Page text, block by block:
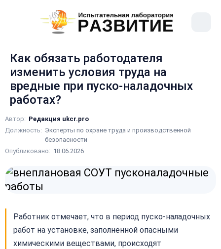
Как обязать работодателя
изменить условия труда на
вредные при пуско-наладочных
работах?
Автор: Редакция ukcr.pro
Должность: Эксперты по охране труда и производственной
безопасности
Опубликовано: 18.06.2026
Работник отмечает, что в период пуско-наладочных
работ на установке, заполненной опасными
химическими веществами, происходят